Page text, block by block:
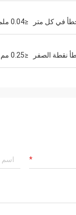
في كل متر ≤0.04 ملم
نقطة الصفر ≤0.25 مم